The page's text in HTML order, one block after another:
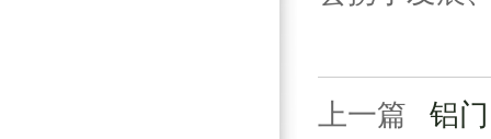
上一篇
铝